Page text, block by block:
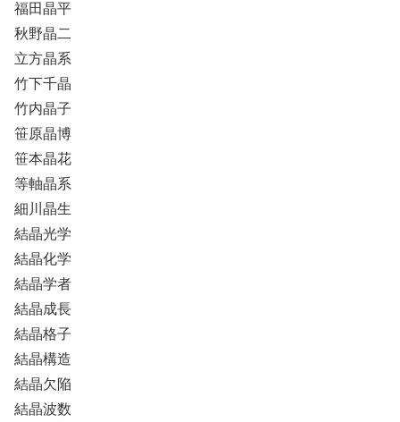
福田晶平
秋野晶二
立方晶系
竹下千晶
竹内晶子
笹原晶博
笹本晶花
等軸晶系
細川晶生
結晶光学
結晶化学
結晶学者
結晶成長
結晶格子
結晶構造
結晶欠陥
結晶波数